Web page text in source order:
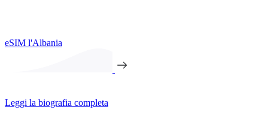
eSIM l'Albania
Leggi la biografia completa